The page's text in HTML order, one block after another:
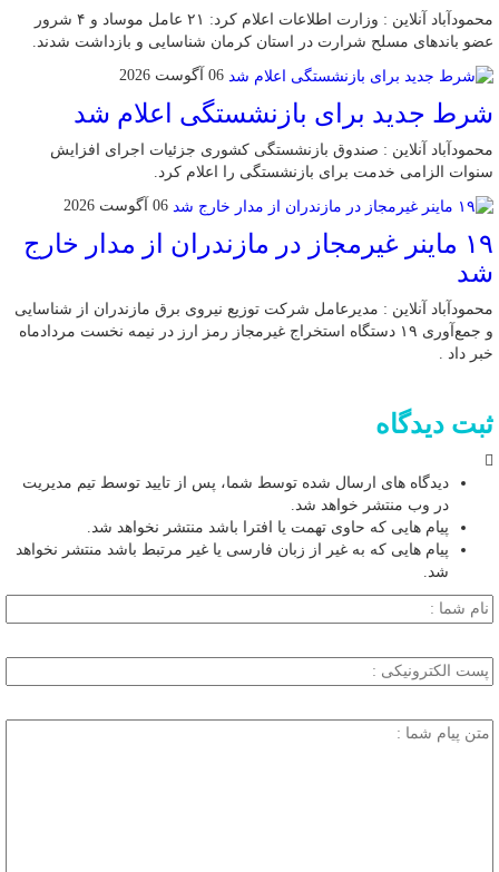
محمودآباد آنلاین : وزارت اطلاعات اعلام کرد: ۲۱ عامل موساد و ۴ شرور
عضو باند‌های مسلح شرارت در استان کرمان شناسایی و بازداشت شدند.
06 آگوست 2026
شرط جدید برای بازنشستگی اعلام شد
محمودآباد آنلاین : صندوق بازنشستگی کشوری جزئیات اجرای افزایش
سنوات الزامی خدمت برای بازنشستگی را اعلام کرد.
06 آگوست 2026
۱۹ ماینر غیرمجاز در مازندران از مدار خارج
شد
محمودآباد آنلاین : مدیرعامل شرکت توزیع نیروی برق مازندران از شناسایی
و جمع‌آوری ۱۹ دستگاه استخراج غیرمجاز رمز ارز در نیمه نخست مردادماه
خبر داد .
ثبت دیدگاه
دیدگاه های ارسال شده توسط شما، پس از تایید توسط تیم مدیریت
در وب منتشر خواهد شد.
پیام هایی که حاوی تهمت یا افترا باشد منتشر نخواهد شد.
پیام هایی که به غیر از زبان فارسی یا غیر مرتبط باشد منتشر نخواهد
شد.